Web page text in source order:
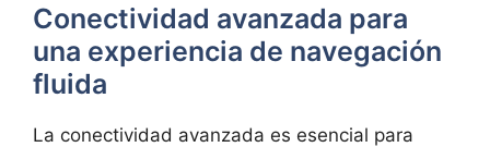
Conectividad avanzada para
una experiencia de ⁤navegación
fluida
La conectividad avanzada es esencial⁣ para